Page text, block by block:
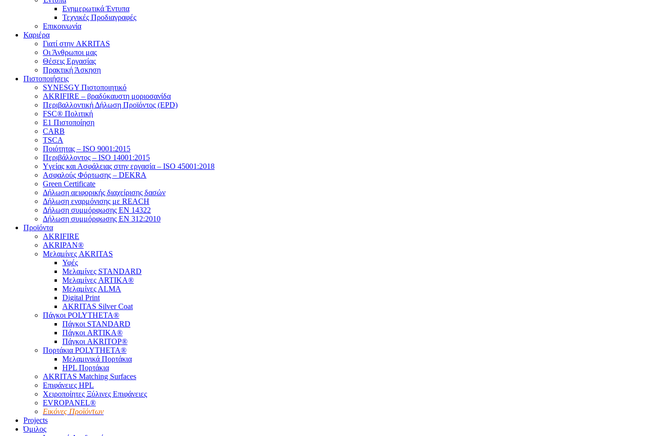
Ενημερωτικά Έντυπα
Τεχνικές Προδιαγραφές
Επικοινωνία
Καριέρα
Γιατί στην AKRITAS
Οι Άνθρωποι μας
Θέσεις Εργασίας
Πρακτική Άσκηση
Πιστοποιήσεις
SYNESGY Πιστοποιητικό
AKRIFIRE – βραδύκαυστη μοριοσανίδα
Περιβαλλοντική Δήλωση Προϊόντος (EPD)
FSC® Πολιτική
E1 Πιστοποίηση
CARB
TSCA
Πoιότητας – ISO 9001:2015
Περιβάλλοντος – ISO 14001:2015
Yγείας και Ασφάλειας στην εργασία – ISO 45001:2018
Ασφαλούς Φόρτωσης – DEKRA
Green Certificate
Δήλωση αειφορικής διαχείρισης δασών
Δήλωση εναρμόνισης με REACH
Δήλωση συμμόρφωσης EN 14322
Δήλωση συμμόρφωσης EN 312:2010
Προϊόντα
AKRIFIRE
AKRIPAN®
Μελαμίνες AKRITAS
Υφές
Μελαμίνες STANDARD
Μελαμίνες ARTIKA®
Μελαμίνες ΑLMA
Digital Print
AKRITAS Silver Coat
Πάγκοι POLYTHETA®
Πάγκοι STANDARD
Πάγκοι ARTIKA®
Πάγκοι AKRITOP®
Πορτάκια POLYTHETA®
Μελαμινικά Πορτάκια
HPL Πορτάκια
AKRITAS Matching Surfaces
Επιφάνειες HPL
Χειροποίητες Ξύλινες Επιφάνειες
EVROPANEL®
Εικόνες Προϊόντων
Projects
Όμιλος